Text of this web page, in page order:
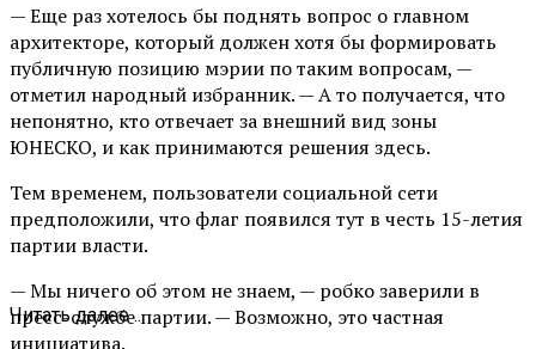
— Еще раз хотелось бы поднять вопрос о главном
архитекторе, который должен хотя бы формировать
публичную позицию мэрии по таким вопросам, —
отметил народный избранник. — А то получается, что
непонятно, кто отвечает за внешний вид зоны
ЮНЕСКО, и как принимаются решения здесь.
Тем временем, пользователи социальной сети
предположили, что флаг появился тут в честь 15-летия
партии власти.
— Мы ничего об этом не знаем, — робко заверили в
пресс-службе партии. — Возможно, это частная
инициатива.
Читать далее ...